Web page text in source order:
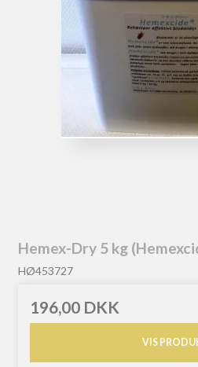
Hemex-Dry 5 kg
HØ453727
196,00 DKK
VIS